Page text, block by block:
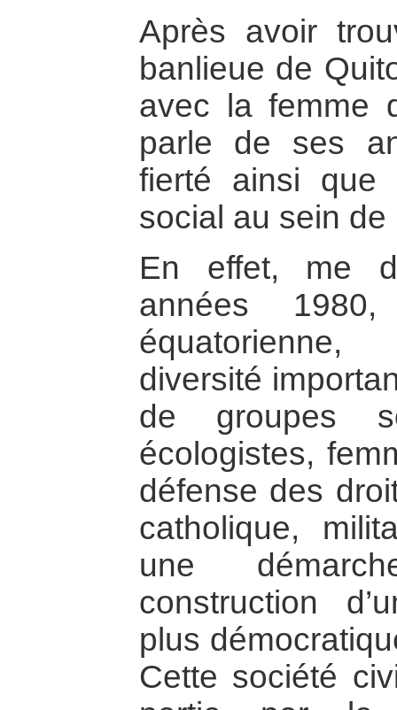
Après avoir
banlieue de
avec la femme
parle de ses
fierté ainsi que
social au sein de
En effet, me
années
diversité
de groupes
écologistes,
défense des
catholique,
une
construction
plus
Cette société